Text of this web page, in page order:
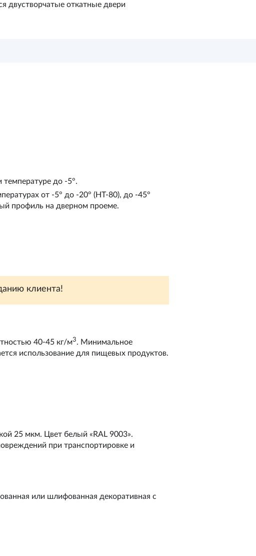
двустворчатые откатные двери
до -5°.
от -5° до -20° (НТ-80), до -45°
профиль на дверном проеме.
клиента!
40-45 кг/м3. Минимальное
использование для пищевых продуктов.
25 мкм. Цвет белый «RAL 9003».
при транспортировке и
или шлифованная декоративная с